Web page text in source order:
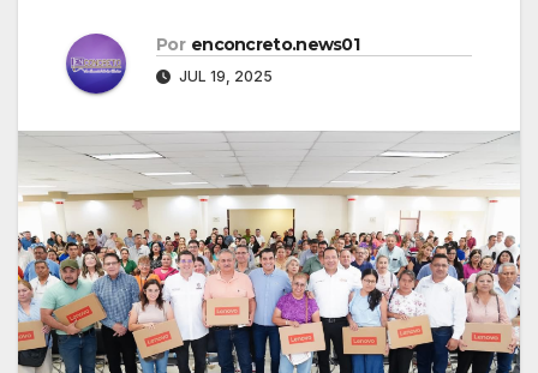
Por enconcreto.news01
JUL 19, 2025